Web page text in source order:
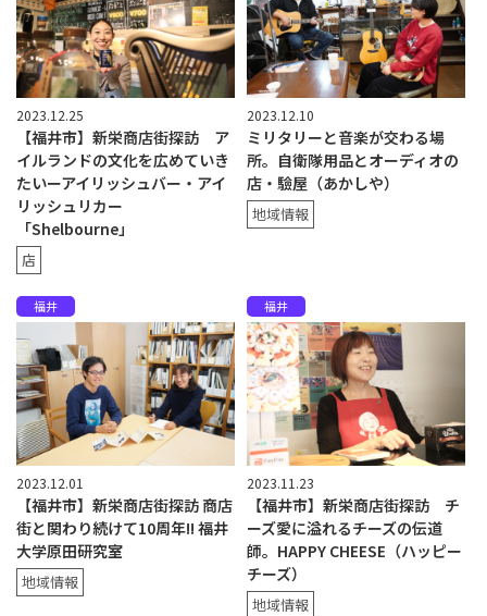
2023.12.25
【福井市】新栄商店街探訪 ア
イルランドの文化を広めていき
たいーアイリッシュバー・アイ
リッシュリカー
「Shelbourne」
店
2023.12.10
ミリタリーと音楽が交わる場
所。自衛隊用品とオーディオの
店・驗屋（あかしや）
地域情報
福井
2023.12.01
【福井市】新栄商店街探訪 商店
街と関わり続けて10周年!! 福井
大学原田研究室
地域情報
福井
2023.11.23
【福井市】新栄商店街探訪 チ
ーズ愛に溢れるチーズの伝道
師。HAPPY CHEESE（ハッピー
チーズ）
地域情報